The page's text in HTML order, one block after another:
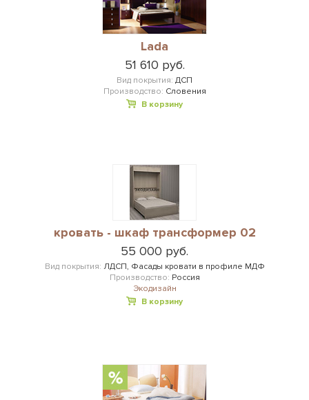
Lada
51 610 руб.
Вид покрытия: ДСП
Производство: Словения
В корзину
кровать - шкаф трансформер 02
55 000 руб.
Вид покрытия: ЛДСП, Фасады кровати в профиле МДФ
Производство: Россия
Экодизайн
В корзину